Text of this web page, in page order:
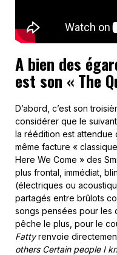
A bien des
est son « The
D’abord, c’est son
considérer que le
la réédition est attendue
même facture «
Here We Come » des
plus frontal, immédiat,
(électriques ou
partagés entre brûlots
songs pensées pour les
pêche le plus, pour le
Fattyrenvoie
others Certain people I